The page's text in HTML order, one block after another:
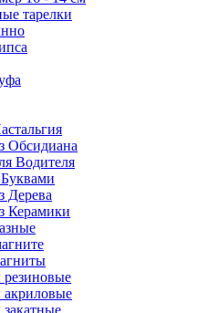
тарелки
Обсидиана
Водителя
Дерева
Керамики